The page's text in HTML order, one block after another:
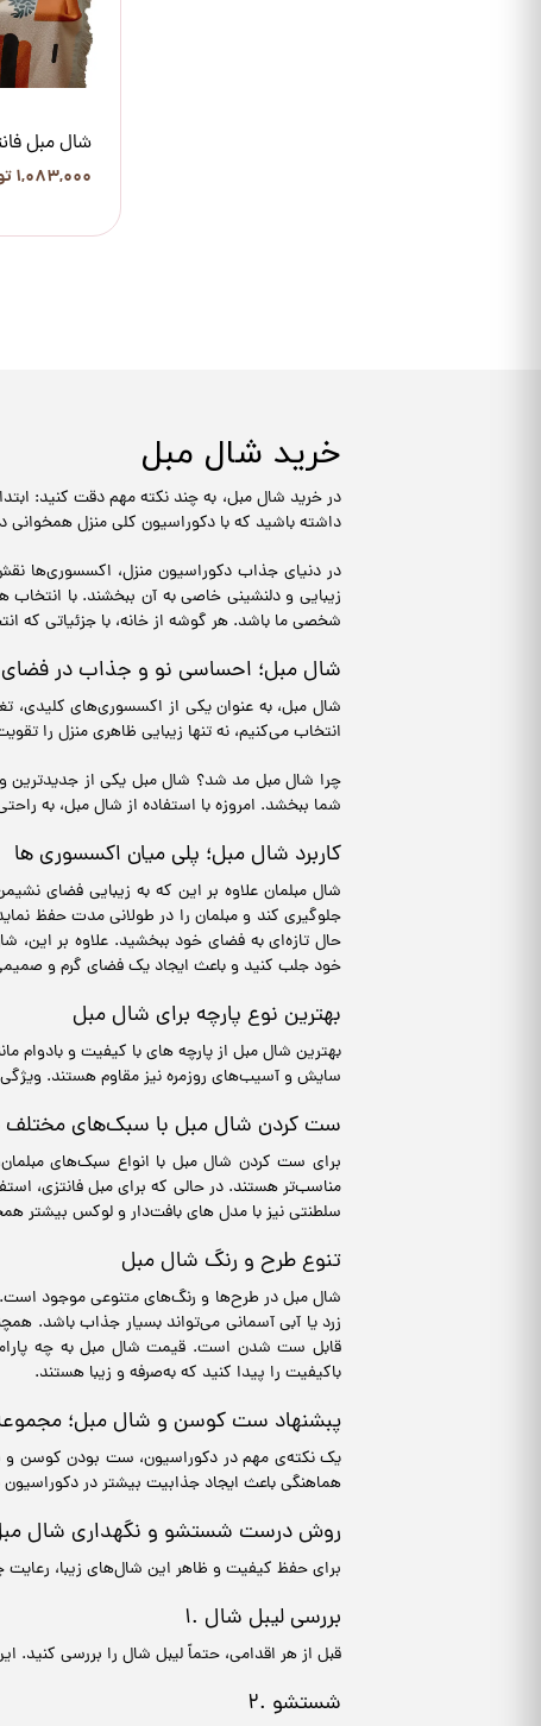
شال مبل
۱,۰۸۳,۰۰۰ تومان
خرید شال مبل
در خرید شال مبل، به چند نکته مهم دقت کنید:
داشته باشید که با دکوراسیون کلی منزل همخوانی
در دنیای جذاب دکوراسیون منزل، اکسسوری‌ها
زیبایی و دلنشینی خاصی به آن ببخشند. با
شخصی ما باشد. هر گوشه از خانه، با جزئیاتی که
شال مبل؛ احساسی نو و جذاب در
شال مبل، به عنوان یکی از اکسسوری‌های کلیدی،
انتخاب می‌کنیم، نه تنها زیبایی ظاهری منزل را
چرا شال مبل مد شد؟ شال مبل یکی از جدیدترین
شما ببخشد. امروزه با استفاده از شال مبل، به
کاربرد شال مبل؛ پلی میان اکسسوری ها
شال مبلمان علاوه بر این که به زیبایی فضای
جلوگیری کند و مبلمان را در طولانی مدت حفظ
حال تازه‌ای به فضای خود ببخشید. علاوه بر این،
خود جلب کنید و باعث ایجاد یک فضای گرم و
بهترین نوع پارچه برای شال مبل
بهترین شال مبل از پارچه‌ های با کیفیت و بادوام
سایش و آسیب‌های روزمره نیز مقاوم هستند.
ست کردن شال مبل با سبک‌های مختلف
برای ست کردن شال مبل با انواع سبک‌های
مناسب‌تر هستند. در حالی که برای مبل فانتزی،
سلطنتی نیز با مدل های بافت‌دار و لوکس بیشتر
تنوع طرح و رنگ شال مبل
شال مبل در طرح‌ها و رنگ‌های متنوعی موجود است.
زرد یا آبی آسمانی می‌تواند بسیار جذاب باشد.
قابل ست شدن است. قیمت شال مبل به چه
باکیفیت را پیدا کنید که به‌صرفه و زیبا هستند.
پبشنهاد ست کوسن و شال مبل؛
یک نکته‌ی مهم در دکوراسیون، ست بودن کوسن
هماهنگی باعث ایجاد جذابیت بیشتر در
روش درست شستشو و نگهداری شال
برای حفظ کیفیت و ظاهر این شال‌های زیبا،
۱. بررسی لیبل شال
قبل از هر اقدامی، حتماً لیبل شال را بررسی
۲. شستشو